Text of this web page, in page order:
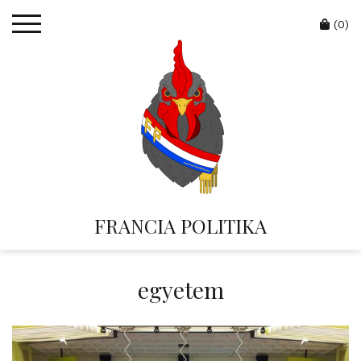
FRANCIA POLITIKA
Cart
(0)
egyetem